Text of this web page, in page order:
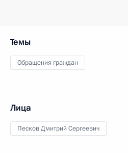
Темы
Обращения граждан
Лица
Песков Дмитрий Сергеевич